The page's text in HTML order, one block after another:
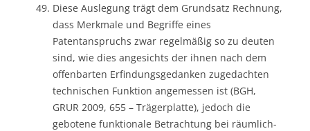
Diese Auslegung trägt dem Grundsatz Rechnung,
dass Merkmale und Begriffe eines
Patentanspruchs zwar regelmäßig so zu deuten
sind, wie dies angesichts der ihnen nach dem
offenbarten Erfindungsgedanken zugedachten
technischen Funktion angemessen ist (BGH,
GRUR 2009, 655 – Trägerplatte), jedoch die
gebotene funktionale Betrachtung bei räumlich-